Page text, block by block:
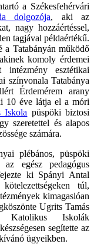
a Székesfehérvári
dolgozója, aki az
nagy hozzáértéssel,
tagjával példaértékű.
a Tatabányán működő
komoly érdemei
esztétikai
színvonala Tatabánya
Érdemérem arany
10 éve látja el a móri
Iskola püspöki biztosi
szeretettel és alapos
számára.
plébános, püspöki
az egész pedagógus
ki Spányi Antal
túl,
kimagaslóan
Ugrits Tamás
Katolikus Iskolák
segítette az
ügyeikben.